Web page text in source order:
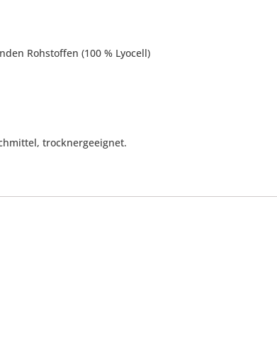
Rohstoffen (100 % Lyocell)
trocknergeeignet.